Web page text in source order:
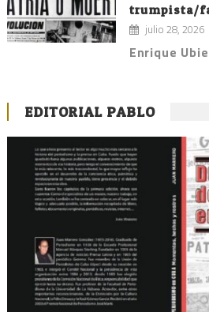
trumpista/
julio 28, 2026
Enrique
EDITORIAL PABLO